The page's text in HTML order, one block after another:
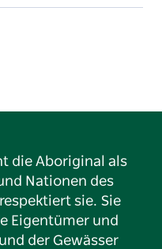
die Aboriginal als
Nationen des
sie. Sie
Eigentümer und
der Gewässer